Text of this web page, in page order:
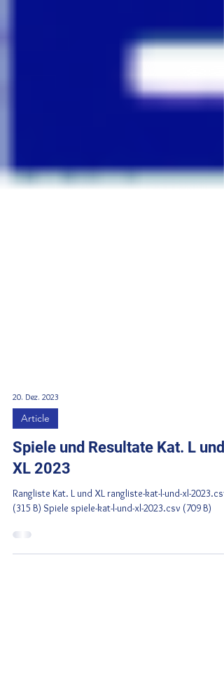
20. Dez. 2023
Article
Spiele und Resultate Kat. L und
XL 2023
(315 B) Spiele spiele-kat-l-und-xl-2023.csv (709 B)